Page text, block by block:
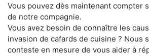
Vous pouvez dès maintenant compter
de notre compagnie.
Vous avez besoin de connaître les
invasion de cafards de cuisine ? Nous
conteste en mesure de vous aider à